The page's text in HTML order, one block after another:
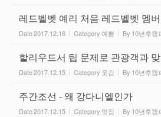
레드벨벳 예리 처음 레드벨벳 멤
Date2017.12.16 Category예쁨 By 10년후캠
할리우드서 팁 문제로 관광객과
Date2017.12.15 Category 웃김 By 10년후캠
주간조선 - 왜 강다니엘인가
Date2017.12.15 Category 멋짐 By 10년후캠